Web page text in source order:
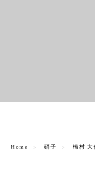
Home 硝子 橋村 大